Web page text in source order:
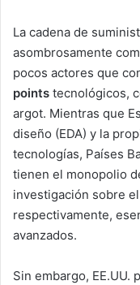
La cadena de
asombrosamente
pocos actores que
points tecnológicos,
argot. Mientras que
diseño (EDA) y la
tecnologías, Países
tienen el monopolio
investigación sobre
respectivamente,
avanzados.
Sin embargo, EE.UU.